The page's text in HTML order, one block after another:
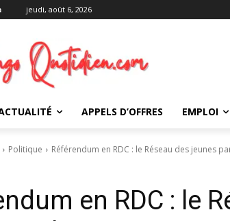
jeudi, août 6, 2026
APPELS D’OFFRES EMPLOI
Politique Référendum en RDC : le Réseau des jeunes
en RDC : le